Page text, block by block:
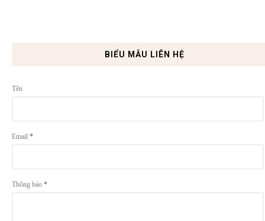
BIỂU MẪU LIÊN HỆ
Tên
Email *
Thông báo *